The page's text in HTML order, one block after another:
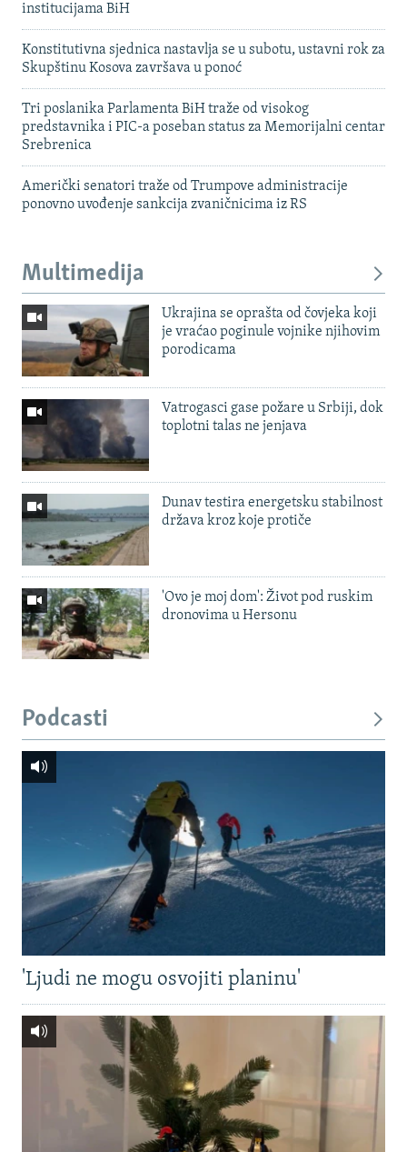
institucijama BiH
Konstitutivna sjednica nastavlja se u subotu, ustavni rok za
Skupštinu Kosova završava u ponoć
Tri poslanika Parlamenta BiH traže od visokog
predstavnika i PIC-a poseban status za Memorijalni centar
Srebrenica
Američki senatori traže od Trumpove administracije
ponovno uvođenje sankcija zvaničnicima iz RS
Multimedija
Ukrajina se oprašta od čovjeka koji
je vraćao poginule vojnike njihovim
porodicama
Vatrogasci gase požare u Srbiji, dok
toplotni talas ne jenjava
Dunav testira energetsku stabilnost
država kroz koje protiče
'Ovo je moj dom': Život pod ruskim
dronovima u Hersonu
Podcasti
'Ljudi ne mogu osvojiti planinu'